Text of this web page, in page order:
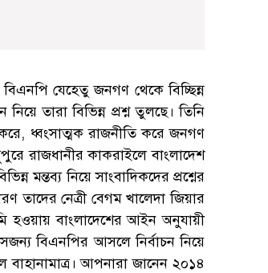
যেহেতু জনগণ থেকে বিচ্ছিন্ন
তারা বিভিন্ন প্রশ্ন তুলছে। তিনি
ধ্বংসাত্মক রাজনীতি করে জনগণ
রাজধানীর কাকরাইলে বাংলাদেশ
মন্তব্য নিয়ে সাংবাদিকদের প্রশ্নের
তাদের নেত্রী বেগম খালেদা জিয়ার
হওয়ায় বাংলাদেশের আইন অনুযায়ী
বিএনপির আসলে নির্বাচন নিয়ে
আপনারা জানেন ২০১৪